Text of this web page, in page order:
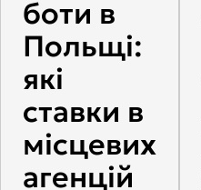
боти в
Польщі:
які
ставки в
місцевих
агенцій